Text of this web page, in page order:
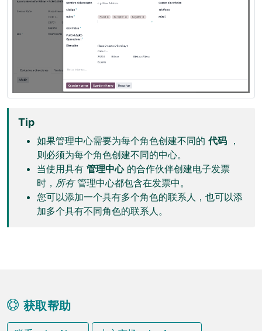
Tip
如果管理中心需要为每个角色创建不同的 代码 ，
则必须为每个角色创建不同的中心。
当使用具有 管理中心的合作伙伴创建电子发票
时， 所有管理中心都包含在发票中。
您可以添加一个具有多个角色的联系人，也可以添
加多个具有不同角色的联系人。
获取帮助